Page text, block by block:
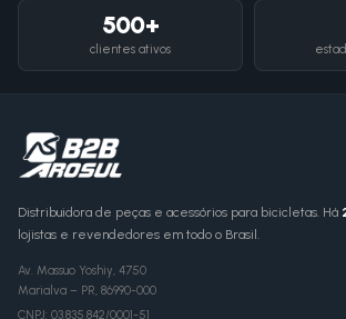
500+
clientes ativos
Distribuidora de peças e acessórios para bicicletas. Há
lojistas e revendedores em todo o Brasil.
Av. Massuo Yoshiy, 4750
Marialva – PR, 86990-000
CNPJ: 03.835.842/0001-51